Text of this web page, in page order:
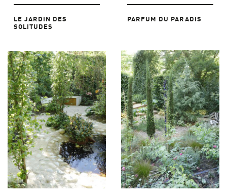
LE JARDIN DES
SOLITUDES
PARFUM DU PARADIS